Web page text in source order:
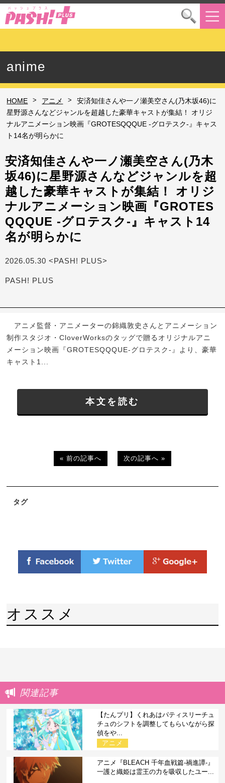
anime
HOME > アニメ >
安済知佳さんや一ノ瀬美空さん(乃木坂46)に
星野源さんなどジャンルを超越した豪華キャストが集結！ オリジ
ナルアニメーション映画『GROTESQQQUE -グロテスク-』キャス
ト14名が明らかに
安済知佳さんや一ノ瀬美空さん(乃木
坂46)に星野源さんなどジャンルを超
越した豪華キャストが集結！ オリジ
ナルアニメーション映画『GROTES
QQQUE -グロテスク-』キャスト14
名が明らかに
2026.05.30 <PASH! PLUS>
PASH! PLUS
アニメ監督・アニメーターの錦織敦史さんとアニメーション
制作スタジオ・CloverWorksのタッグで贈るオリジナルアニ
メーション映画『GROTESQQQUE-グロテスク-』より、豪華
キャスト1...
本文を読む
« 前の記事へ 次の記事へ »
タグ
オススメ
関連記事
【たんプリ】くれあはパティスリーチュ
チュのシフトを調整してもらいながら探
偵をや...
アニメ
アニメ『BLEACH 千年血戦篇-禍進譚-』
一護と織姫は霊王の力を吸収したユー...